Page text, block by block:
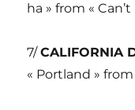
ha » from «
7/CALIFORNIA
« Portland » from